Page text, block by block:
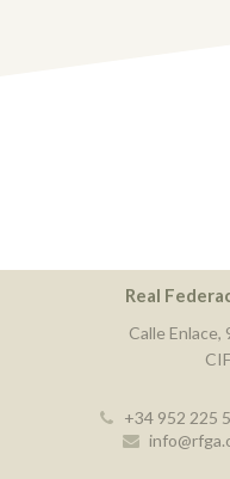
Real
Calle Enlace,
+34 952 225